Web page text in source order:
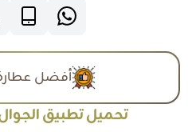
أفضل
تحميل تطبيق